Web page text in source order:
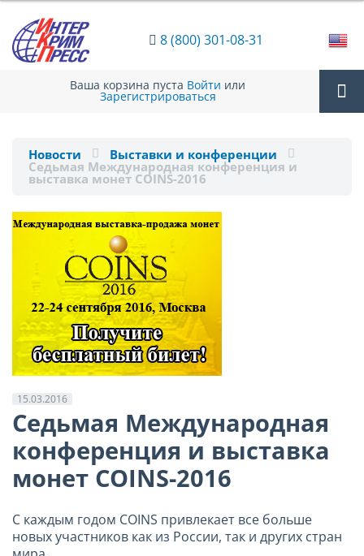
8 (800) 301-08-31
Ваша корзина пуста Войти или
Зарегистрироваться
Новости Выставки и конференции
Седьмая Международная конференция и
выставка монет COINS-2016
15.03.2016
Седьмая Международная
конференция и выставка
монет COINS-2016
С каждым годом COINS привлекает все больше
новых участников как из России, так и других стран